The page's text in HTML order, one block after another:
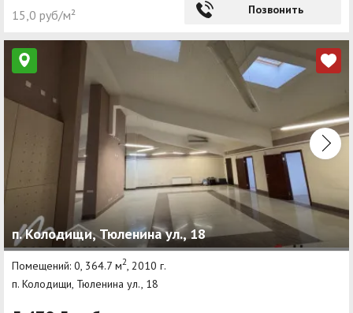
15,0 руб/м² Позвонить
п. Колодищи, Тюленина ул., 18
Помещений: 0, 364.7 м2 , 2010 г.
п. Колодищи, Тюленина ул., 18